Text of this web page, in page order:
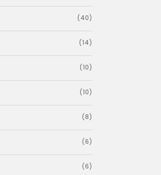
(40)
(14)
(10)
(10)
(8)
(6)
(6)